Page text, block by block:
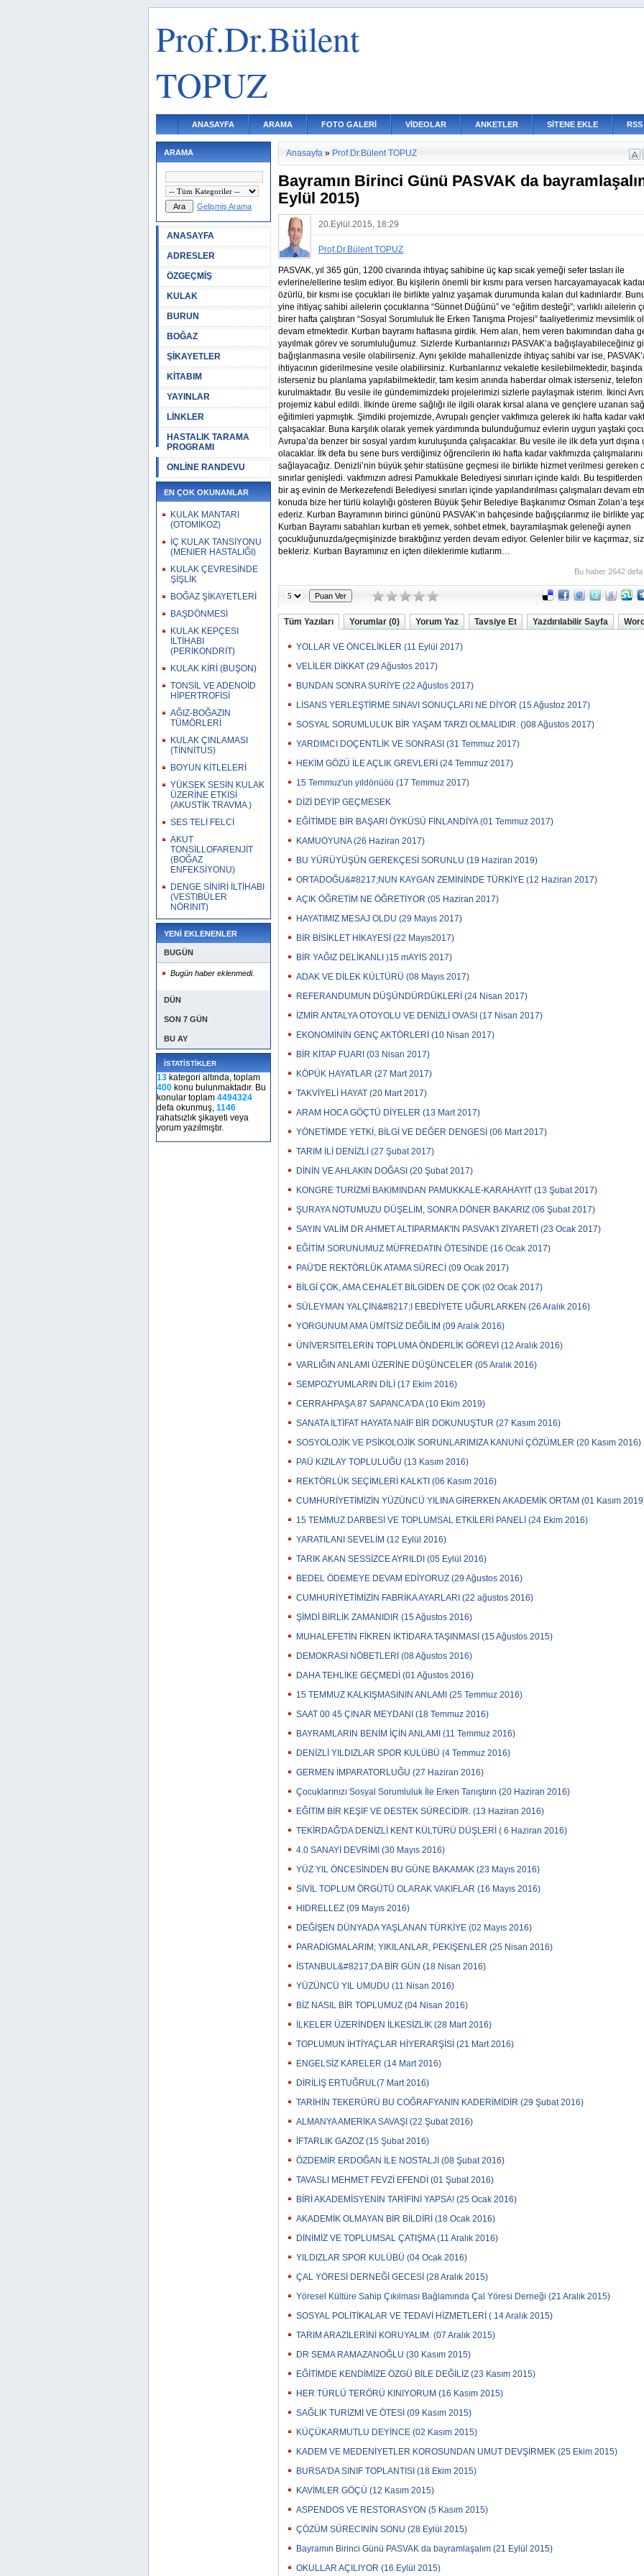
Prof.Dr.Bülent
TOPUZ
ANASAYFA ARAMA FOTO GALERİ VİDEOLAR ANKETLER SİTENE EKLE
ARAMA
Gelişmiş Arama
ANASAYFA
ADRESLER
ÖZGEÇMİŞ
KULAK
BURUN
BOĞAZ
ŞİKAYETLER
KİTABIM
YAYINLAR
LİNKLER
HASTALIK TARAMA
PROGRAMI
ONLİNE RANDEVU
EN ÇOK OKUNANLAR
KULAK MANTARI
(OTOMİKOZ)
İÇ KULAK TANSİYONU
(MENIER HASTALIĞI)
KULAK ÇEVRESİNDE
ŞİŞLİK
BOĞAZ ŞİKAYETLERİ
BAŞDÖNMESİ
KULAK KEPÇESI
İLTİHABI
(PERİKONDRİT)
KULAK KİRİ (BUŞON)
TONSİL VE ADENOİD
HİPERTROFİSİ
AĞIZ-BOĞAZIN
TÜMÖRLERİ
KULAK ÇINLAMASI
(TİNNİTUS)
BOYUN KİTLELERİ
YÜKSEK SESİN KULAK
ÜZERİNE ETKİSİ
(AKUSTİK TRAVMA )
SES TELİ FELCİ
AKUT
TONSİLLOFARENJİT
(BOĞAZ
ENFEKSİYONU)
DENGE SİNİRİ İLTİHABI
(VESTIBÜLER
NÖRINIT)
YENİ EKLENENLER
BUGÜN
Bugün haber eklenmedi.
DÜN
SON 7 GÜN
BU AY
İSTATİSTİKLER
13 kategori altında, toplam
400 konu bulunmaktadır. Bu
konular toplam 4494324
defa okunmuş, 1146
rahatsızlık şikayeti veya
yorum yazılmıştır.
Anasayfa » Prof.Dr.Bülent TOPUZ
Bayramın Birinci Günü PASVAK da
Eylül 2015)
20.Eylül.2015, 18:29
Prof.Dr.Bülent TOPUZ
PASVAK, yıl 365 gün, 1200 civarında ihtiyaç sahibine üç kap sıcak yemeği sefer tasları ile
evlerine/ellerine teslim ediyor. Bu kişilerin önemli bir kısmı para versen harcayamayacak
özürlü, bir kısmı ise çocukları ile birlikte yalnız yaşamak durumunda kalan dul kadınlardır.
yine ihtiyaç sahibi ailelerin çocuklarına “Sünnet Düğünü” ve “eğitim desteği”; varlıklı ailelerin
birer hafta çalıştıran “Sosyal Sorumluluk İle Erken Tanışma Projesi” faaliyetlerimiz mevsimlik
devam etmektedir. Kurban bayramı haftasına girdik. Hem alan, hem veren bakımından daha
yayılmak görev ve sorumluluğumuz. Sizlerde Kurbanlarınızı PASVAK’a bağışlayabileceğiniz
bağışlanmasına vesile olabilirseniz. Aynı şekilde mahallenizde ihtiyaç sahibi var ise,
ihtiyacının giderilmesine vesile olabilirsiniz. Kurbanlarınız vekaletle kesilebilmektedir,
isterseniz bu planlama yapılabilmektedir, tam kesim anında haberdar olmak isterseniz,
kurulmaktadır. Bu vesile ile gündemimizdeki projelerimizi sizlerle paylaşmak isterim. İkinci
projemiz kabul edildi. İlkinde üreme sağlığı ile ilgili olarak kırsal alana ve gençlere uzanan
eğitimleri yapmıştık. Şimdiki projemizde, Avrupalı gençler vakfımıza gelerek iki hafta kadar
çalışacaklar. Buna karşılık olarak yemek yardımında bulunduğumuz evlerin uygun yaştaki
Avrupa’da benzer bir sosyal yardım kuruluşunda çalışacaklar. Bu vesile ile ilk defa yurt dışına
olacaklar. İlk defa bu sene burs verdiğimiz öğrencilerin iki hafta kadar vakfımızda çalışmalarını
sağlayacağız. Denizli’nin büyük şehir statüsüne geçmesi ile birlikte hizmet verilmesi gereken
sınırlar genişledi. vakfımızın adresi Pamukkale Belediyesi sınırları içinde kaldı. Bu
bir aş evinin de Merkezefendi Belediyesi sınırları içinde yapılandırılması çalışmaları devam
konuda bize her türlü kolaylığı gösteren Büyük Şehir Belediye Başkanımız Osman Zolan’a
ederiz. Kurban Bayramının birinci gününü PASVAK’ın bahçesinde bağışçılarımız ile birlikte
Kurban Bayramı sabahları kurban eti yemek, sohbet etmek, bayramlaşmak geleneği aynen
çocukluğunuzda/geçmişinizde bıraktığınız yerden devam ediyor. Gelenler bilir ve kaçırmaz,
bekleriz. Kurban Bayramınız en içten dileklerimle kutlarım…
Bu haber 2642
Tüm Yazıları Yorumlar (0) Yorum Yaz Tavsiye Et Yazdırılabilir Sayfa
YOLLAR VE ÖNCELİKLER (11 Eylül 2017)
VELİLER DİKKAT (29 Ağustos 2017)
BUNDAN SONRA SURİYE (22 Ağustos 2017)
LİSANS YERLEŞTİRME SINAVI SONUÇLARI NE DİYOR (15 Ağustoz 2017)
SOSYAL SORUMLULUK BİR YAŞAM TARZI OLMALIDIR. ()08 Ağustos 2017)
YARDIMCI DOÇENTLİK VE SONRASI (31 Temmuz 2017)
HEKİM GÖZÜ İLE AÇLIK GREVLERİ (24 Temmuz 2017)
15 Temmuz'un yıldönüöü (17 Temmuz 2017)
DİZİ DEYİP GEÇMESEK
EĞİTİMDE BİR BAŞARI ÖYKÜSÜ FİNLANDİYA (01 Temmuz 2017)
KAMUOYUNA (26 Haziran 2017)
BU YÜRÜYÜŞÜN GEREKÇESİ SORUNLU (19 Haziran 2019)
ORTADOĞU&#8217;NUN KAYGAN ZEMİNİNDE TÜRKİYE (12 Haziran 2017)
AÇIK ÖĞRETİM NE ÖĞRETİYOR (05 Haziran 2017)
HAYATIMIZ MESAJ OLDU (29 Mayıs 2017)
BİR BİSİKLET HİKAYESİ (22 Mayıs2017)
BİR YAĞIZ DELİKANLI )15 mAYIS 2017)
ADAK VE DİLEK KÜLTÜRÜ (08 Mayıs 2017)
REFERANDUMUN DÜŞÜNDÜRDÜKLERİ (24 Nisan 2017)
İZMİR ANTALYA OTOYOLU VE DENİZLİ OVASI (17 Nisan 2017)
EKONOMİNİN GENÇ AKTÖRLERİ (10 Nisan 2017)
BİR KİTAP FUARI (03 Nisan 2017)
KÖPÜK HAYATLAR (27 Mart 2017)
TAKVİYELİ HAYAT (20 Mart 2017)
ARAM HOCA GÖÇTÜ DİYELER (13 Mart 2017)
YÖNETİMDE YETKİ, BİLGİ VE DEĞER DENGESİ (06 Mart 2017)
TARIM İLİ DENİZLİ (27 Şubat 2017)
DİNİN VE AHLAKIN DOĞASI (20 Şubat 2017)
KONGRE TURİZMİ BAKIMINDAN PAMUKKALE-KARAHAYIT (13 Şubat 2017)
ŞURAYA NOTUMUZU DÜŞELİM, SONRA DÖNER BAKARIZ (06 Şubat 2017)
SAYIN VALİM DR AHMET ALTIPARMAK'IN PASVAK'I ZİYARETİ (23 Ocak 2017)
EĞİTİM SORUNUMUZ MÜFREDATIN ÖTESİNDE (16 Ocak 2017)
PAÜ'DE REKTÖRLÜK ATAMA SÜRECİ (09 Ocak 2017)
BİLGİ ÇOK, AMA CEHALET BİLGİDEN DE ÇOK (02 Ocak 2017)
SÜLEYMAN YALÇIN&#8217;I EBEDİYETE UĞURLARKEN (26 Aralık 2016)
YORGUNUM AMA ÜMİTSİZ DEĞİLİM (09 Aralık 2016)
ÜNİVERSİTELERİN TOPLUMA ÖNDERLİK GÖREVİ (12 Aralık 2016)
VARLIĞIN ANLAMI ÜZERİNE DÜŞÜNCELER (05 Aralık 2016)
SEMPOZYUMLARIN DİLİ (17 Ekim 2016)
CERRAHPAŞA 87 SAPANCA'DA (10 Ekim 2019)
SANATA İLTİFAT HAYATA NAİF BİR DOKUNUŞTUR (27 Kasım 2016)
SOSYOLOJİK VE PSİKOLOJİK SORUNLARIMIZA KANUNİ ÇÖZÜMLER (20 Kasım 2016)
PAÜ KIZILAY TOPLULUĞU (13 Kasım 2016)
REKTÖRLÜK SEÇİMLERİ KALKTI (06 Kasım 2016)
CUMHURİYETİMİZİN YÜZÜNCÜ YILINA GİRERKEN AKADEMİK ORTAM (01 Kasım
15 TEMMUZ DARBESİ VE TOPLUMSAL ETKİLERİ PANELİ (24 Ekim 2016)
YARATILANI SEVELİM (12 Eylül 2016)
TARIK AKAN SESSİZCE AYRILDI (05 Eylül 2016)
BEDEL ÖDEMEYE DEVAM EDİYORUZ (29 Ağustos 2016)
CUMHURİYETİMİZİN FABRİKA AYARLARI (22 ağustos 2016)
ŞİMDİ BİRLİK ZAMANIDIR (15 Ağustos 2016)
MUHALEFETİN FİKREN İKTİDARA TAŞINMASI (15 Ağustos 2015)
DEMOKRASİ NÖBETLERİ (08 Ağustos 2016)
DAHA TEHLİKE GEÇMEDİ (01 Ağustos 2016)
15 TEMMUZ KALKIŞMASININ ANLAMI (25 Temmuz 2016)
SAAT 00 45 ÇINAR MEYDANI (18 Temmuz 2016)
BAYRAMLARIN BENİM İÇİN ANLAMI (11 Temmuz 2016)
DENİZLİ YILDIZLAR SPOR KULÜBÜ (4 Temmuz 2016)
GERMEN İMPARATORLUĞU (27 Haziran 2016)
Çocuklarınızı Sosyal Sorumluluk İle Erken Tanıştırın (20 Haziran 2016)
EĞİTİM BİR KEŞİF VE DESTEK SÜRECİDİR. (13 Haziran 2016)
TEKİRDAĞ'DA DENİZLİ KENT KÜLTÜRÜ DÜŞLERİ ( 6 Haziran 2016)
4.0 SANAYİ DEVRİMİ (30 Mayıs 2016)
YÜZ YIL ÖNCESİNDEN BU GÜNE BAKAMAK (23 Mayıs 2016)
SİVİL TOPLUM ÖRGÜTÜ OLARAK VAKIFLAR (16 Mayıs 2016)
HIDRELLEZ (09 Mayıs 2016)
DEĞİŞEN DÜNYADA YAŞLANAN TÜRKİYE (02 Mayıs 2016)
PARADİGMALARIM; YIKILANLAR, PEKİŞENLER (25 Nisan 2016)
İSTANBUL&#8217;DA BİR GÜN (18 Nisan 2016)
YÜZÜNCÜ YIL UMUDU (11 Nisan 2016)
BİZ NASIL BİR TOPLUMUZ (04 Nisan 2016)
İLKELER ÜZERİNDEN İLKESİZLİK (28 Mart 2016)
TOPLUMUN İHTİYAÇLAR HİYERARŞİSİ (21 Mart 2016)
ENGELSİZ KARELER (14 Mart 2016)
DİRİLİŞ ERTUĞRUL(7 Mart 2016)
TARİHİN TEKERÜRÜ BU COĞRAFYANIN KADERİMİDİR (29 Şubat 2016)
ALMANYA AMERİKA SAVAŞI (22 Şubat 2016)
İFTARLIK GAZOZ (15 Şubat 2016)
ÖZDEMİR ERDOĞAN İLE NOSTALJİ (08 Şubat 2016)
TAVASLI MEHMET FEVZİ EFENDİ (01 Şubat 2016)
BİRİ AKADEMİSYENİN TARİFİNİ YAPSA! (25 Ocak 2016)
AKADEMİK OLMAYAN BİR BİLDİRİ (18 Ocak 2016)
DİNİMİZ VE TOPLUMSAL ÇATIŞMA (11 Aralık 2016)
YILDIZLAR SPOR KULÜBÜ (04 Ocak 2016)
ÇAL YÖRESİ DERNEĞİ GECESİ (28 Aralık 2015)
Yöresel Kültüre Sahip Çıkılması Bağlamında Çal Yöresi Derneği (21 Aralık 2015)
SOSYAL POLİTİKALAR VE TEDAVİ HİZMETLERİ ( 14 Aralık 2015)
TARIM ARAZİLERİNİ KORUYALIM. (07 Aralık 2015)
DR SEMA RAMAZANOĞLU (30 Kasım 2015)
EĞİTİMDE KENDİMİZE ÖZGÜ BİLE DEĞİLİZ (23 Kasım 2015)
HER TÜRLÜ TERÖRÜ KINIYORUM (16 Kasım 2015)
SAĞLIK TURİZMİ VE ÖTESİ (09 Kasım 2015)
KÜÇÜKARMUTLU DEYİNCE (02 Kasım 2015)
KADEM VE MEDENİYETLER KOROSUNDAN UMUT DEVŞİRMEK (25 Ekim 2015)
BURSA'DA SINIF TOPLANTISI (18 Ekim 2015)
KAVİMLER GÖÇÜ (12 Kasım 2015)
ASPENDOS VE RESTORASYON (5 Kasım 2015)
ÇÖZÜM SÜRECİNİN SONU (28 Eylül 2015)
Bayramın Birinci Günü PASVAK da bayramlaşalım (21 Eylül 2015)
OKULLAR AÇILIYOR (16 Eylül 2015)